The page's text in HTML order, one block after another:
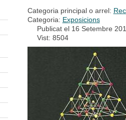
Categoria principal o arrel:
Categoria: Exposicions
Publicat el 16 Setembre
Vist: 8504